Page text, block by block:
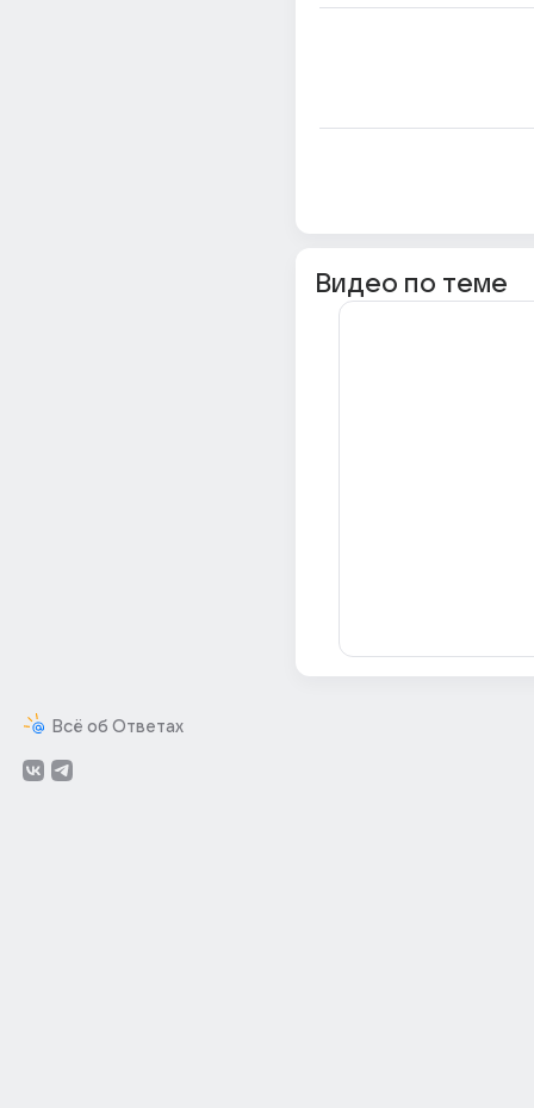
Всё об Ответах
Видео по теме